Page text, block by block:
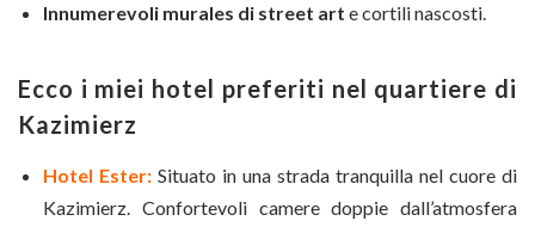
Innumerevoli murales di street art e cortili nascosti.
Ecco i miei hotel preferiti nel quartiere di
Kazimierz
Hotel Ester: Situato in una strada tranquilla nel cuore di
Kazimierz. Confortevoli camere doppie dall’atmosfera